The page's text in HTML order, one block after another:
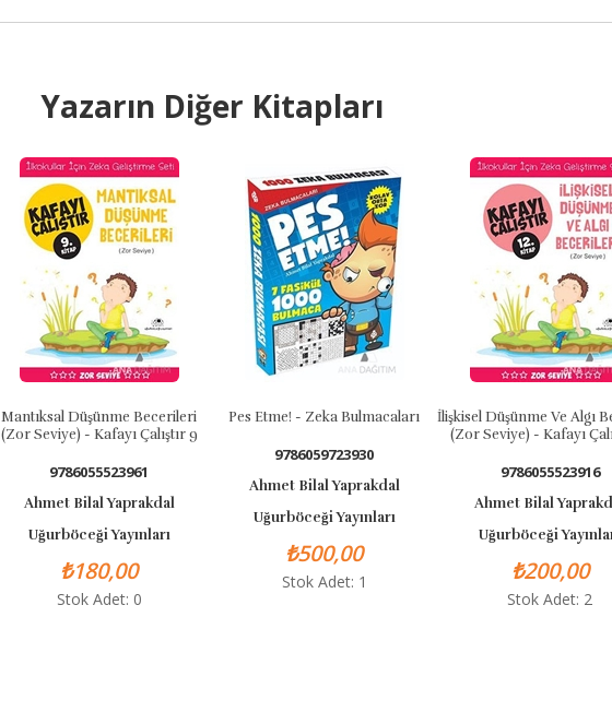
Yazarın Diğer Kitapları
Mantıksal Düşünme Becerileri
(Zor Seviye) - Kafayı Çalıştır 9
9786055523961
Ahmet Bilal Yaprakdal
Uğurböceği Yayınları
₺180,00
Stok Adet: 0
Pes Etme! - Zeka Bulmacaları
9786059723930
Ahmet Bilal Yaprakdal
Uğurböceği Yayınları
₺500,00
Stok Adet: 1
İlişkisel Düşünme Ve Algı
(Zor Seviye) - Kafayı
9786055523916
Ahmet Bilal
Uğurböceği
₺200,00
Stok Adet: 2